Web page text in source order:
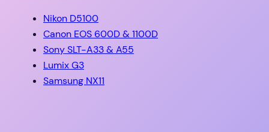
Nikon D5100
Canon EOS 600D & 1100D
Sony SLT-A33 & A55
Lumix G3
Samsung NX11